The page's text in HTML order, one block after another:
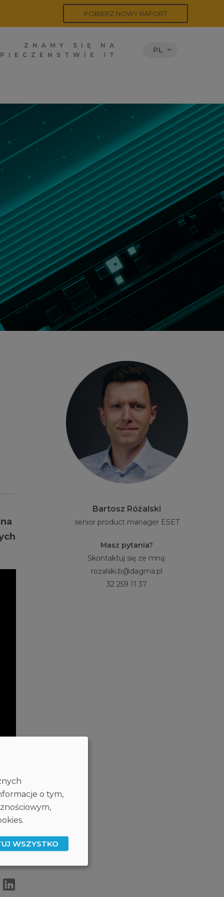
ZNAMY SIĘ NA
IT
PL
Bartosz Różalski
senior product manager ESET
Masz pytania?
Skontaktuj się ze mną:
rozalski.b@dagma.pl
32 259 11 37
POBIERZ NOWY RAPORT
o tym,
WSZYSTKO